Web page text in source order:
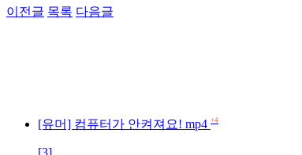
이전글 목록 다음글
[유머] 컴퓨터가 안켜져요! mp4 +4
[3]